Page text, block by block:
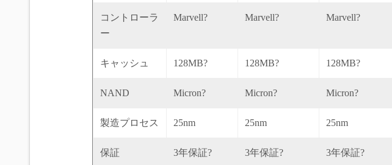
コントローラ
ー
Marvell? Marvell? Marvell?
キャッシュ 128MB? 128MB? 128MB?
NAND Micron? Micron? Micron?
製造プロセス 25nm 25nm 25nm
保証 3年保証? 3年保証? 3年保証?